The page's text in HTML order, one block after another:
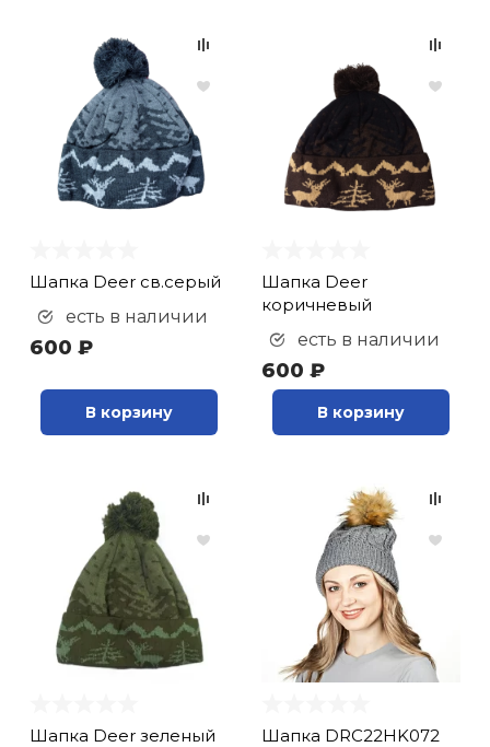
Шапка Deer св.серый
есть в наличии
600 ₽
В корзину
Шапка Deer
коричневый
есть в наличии
600 ₽
В корзину
Шапка Deer зеленый
Шапка DRC22HK072